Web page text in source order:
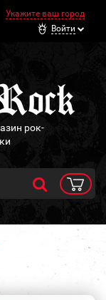
Укажите ваш город
Войти
рок-